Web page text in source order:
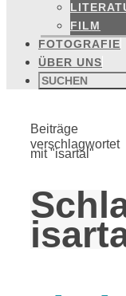
FILM
FOTOGRAFIE
ÜBER UNS
Suchen
nach:
Start
Beiträge
verschlagwortet
mit "isartal"